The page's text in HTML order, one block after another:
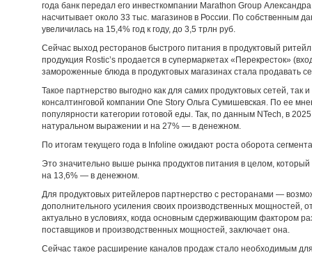
года банк передал его инвесткомпании Marathon Group
насчитывает около 33 тыс. магазинов в России. По собственным
увеличилась на 15,4% год к году, до 3,5 трлн руб.
Сейчас выход ресторанов быстрого питания в продуктовый
продукция Rostic’s продается в супермаркетах «Перекресток»
замороженные блюда в продуктовых магазинах стала продавать
Такое партнерство выгодно как для самих продуктовых сетей, так
консалтинговой компании One Story Ольга Сумишевская. По ее
популярности категории готовой еды. Так, по данным NTech, в
натуральном выражении и на 27% — в денежном.
По итогам текущего года в Infoline ожидают роста оборота
Это значительно выше рынка продуктов питания в целом,
на 13,6% — в денежном.
Для продуктовых ритейлеров партнерство с ресторанами —
дополнительного усиления своих производственных мощностей,
актуально в условиях, когда основным сдерживающим фактором
поставщиков и производственных мощностей, заключает она.
Сейчас такое расширение каналов продаж стало необходимым